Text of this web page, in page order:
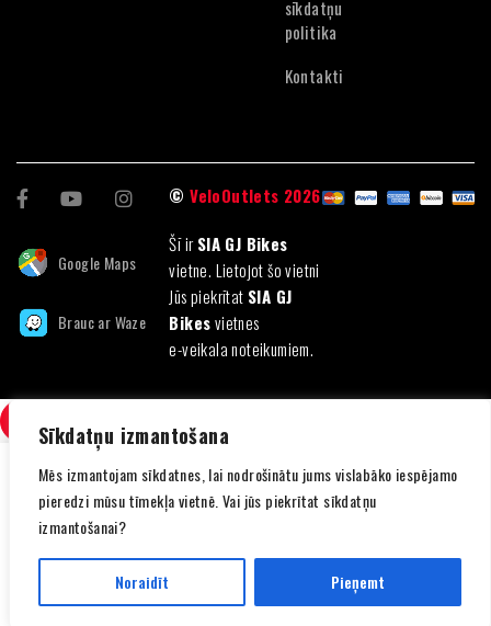
Sīkdatņu izmantošana
Mēs izmantojam sīkdatnes, lai nodrošinātu jums vislabāko iespējamo
pieredzi mūsu tīmekļa vietnē. Vai jūs piekrītat sīkdatņu
izmantošanai?
Noraidīt Pieņemt
sīkdatņu
politika
Kontakti
Google Maps
Brauc ar Waze
©VeloOutlets 2026
Šī irSIA GJ Bikes
vietne. Lietojot šo vietni
Jūs piekrītat SIA GJ
Bikesvietnes
e-veikala noteikumiem.
SALĪDZINI